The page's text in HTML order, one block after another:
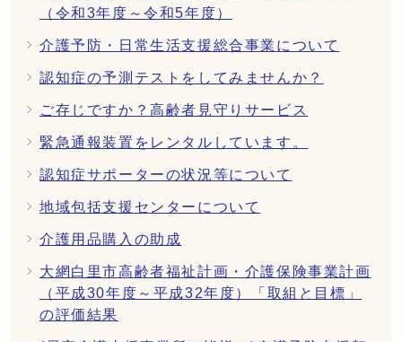
（令和3年度～令和5年度）
介護予防・日常生活支援総合事業について
認知症の予測テストをしてみませんか？
ご存じですか？高齢者見守りサービス
緊急通報装置をレンタルしています。
認知症サポーターの状況等について
地域包括支援センターについて
介護用品購入の助成
大網白里市高齢者福祉計画・介護保険事業計画
（平成30年度～平成32年度）「取組と目標」
の評価結果